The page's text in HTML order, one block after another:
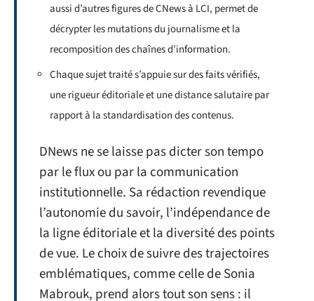
aussi d’autres figures de CNews à LCI, permet de
décrypter les mutations du journalisme et la
recomposition des chaînes d’information.
Chaque sujet traité s’appuie sur des faits vérifiés,
une rigueur éditoriale et une distance salutaire par
rapport à la standardisation des contenus.
DNews ne se laisse pas dicter son tempo
par le flux ou par la communication
institutionnelle. Sa rédaction revendique
l’autonomie du savoir, l’indépendance de
la ligne éditoriale et la diversité des points
de vue. Le choix de suivre des trajectoires
emblématiques, comme celle de Sonia
Mabrouk, prend alors tout son sens : il